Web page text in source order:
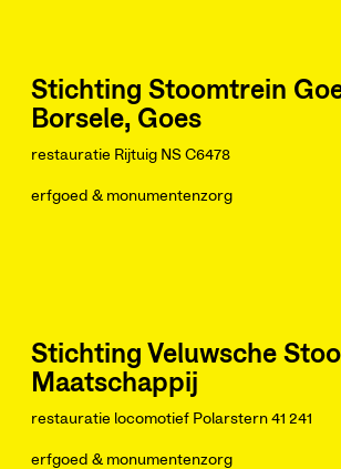
Stichting Stoomtrein
Borsele, Goes
restauratie Rijtuig NS C6478
erfgoed & monumentenzorg
Stichting Veluwsche
Maatschappij
restauratie locomotief Polarstern 41 241
erfgoed & monumentenzorg